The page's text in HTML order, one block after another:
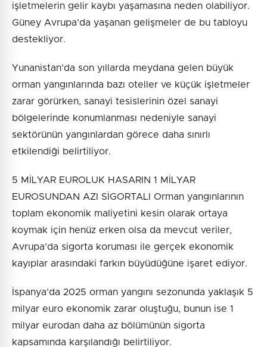
işletmelerin gelir kaybı yaşamasına neden olabiliyor.
Güney Avrupa’da yaşanan gelişmeler de bu tabloyu
destekliyor.
Yunanistan’da son yıllarda meydana gelen büyük
orman yangınlarında bazı oteller ve küçük işletmeler
zarar görürken, sanayi tesislerinin özel sanayi
bölgelerinde konumlanması nedeniyle sanayi
sektörünün yangınlardan görece daha sınırlı
etkilendiği belirtiliyor.
5 MİLYAR EUROLUK HASARIN 1 MİLYAR
EUROSUNDAN AZI SİGORTALI Orman yangınlarının
toplam ekonomik maliyetini kesin olarak ortaya
koymak için henüz erken olsa da mevcut veriler,
Avrupa’da sigorta koruması ile gerçek ekonomik
kayıplar arasındaki farkın büyüdüğüne işaret ediyor.
İspanya’da 2025 orman yangını sezonunda yaklaşık 5
milyar euro ekonomik zarar oluştuğu, bunun ise 1
milyar eurodan daha az bölümünün sigorta
kapsamında karşılandığı belirtiliyor.